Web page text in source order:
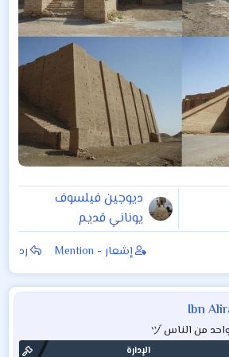
ديوجين فيلسوف
يوناني قديم
إشعار - Mention رد
Ibn
الإدارة